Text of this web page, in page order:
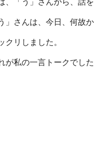
？
」さんは、今日、何故
クリしました。
が私の一言トークでした